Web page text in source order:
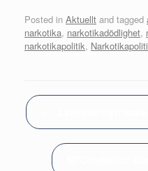
Posted in Aktuellt and tagged
narkotika, narkotikadödlighet,
narkotikapolitik,
Post navigation